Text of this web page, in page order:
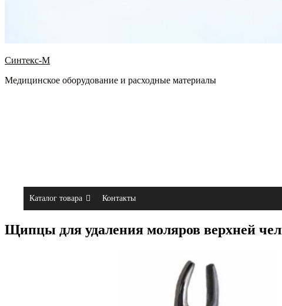
Синтекс-М
Медицинское оборудование и расходные материалы
Каталог товара Контакты
Щипцы для удаления моляров верхней